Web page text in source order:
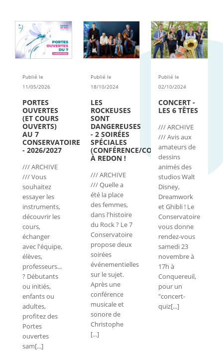
Publié le
11/05/2026
PORTES
OUVERTES
(ET COURS
OUVERTS)
AU 7
CONSERVATOIRE
- 2026/2027
/// ARCHIVE
/// Vous
souhaitez
essayer les
instruments,
découvrir les
cours,
échanger
avec l'équipe,
élèves,
professeurs...
? Débutants
ou initiés,
enfants ou
adultes,
profitez des
Portes
ouvertes
sam[...]
Publié le
18/10/2024
LES
ROCKEUSES
SONT
DANGEREUSES
- 2 SOIRÉES
SPÉCIALES
(CONFÉRENCE/CONCERTS)
À REDON !
/// ARCHIVE
/// Quelle a
été la place
des femmes,
dans l'histoire
du Rock ? Le 7
Conservatoire
propose deux
soirées
événementielles
sur le sujet.
Après une
conférence
musicale et
sonore de
Christophe
[...]
Publié le
02/10/2024
CONCERT -
LES 6 TÊTES
/// ARCHIVE
/// Avis aux
amateurs de
dessins
animés des
studios Walt
Disney,
Dreamwork
et Ghibli ! Le
Conservatoire
vous donne
rendez-vous
samedi 23
novembre à
17h à
Conquereuil,
pour un
"concert-
quiz[...]